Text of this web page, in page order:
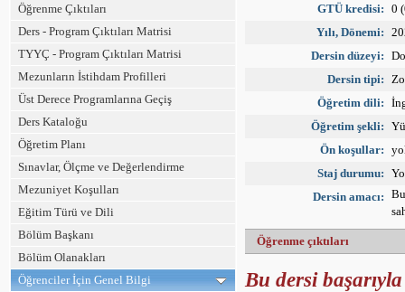
Öğrenme Çıktıları
Ders - Program Çıktıları Matrisi
TYYÇ - Program Çıktıları Matrisi
Mezunların İstihdam Profilleri
Üst Derece Programlarına Geçiş
Ders Kataloğu
Öğretim Planı
Sınavlar, Ölçme ve Değerlendirme
Mezuniyet Koşulları
Eğitim Türü ve Dili
Bölüm Başkanı
Bölüm Olanakları
Öğrenciler İçin Genel Bilgi
GTÜ kredisi: 0
Yılı, Dönemi:
Dersin düzeyi:
Dersin tipi:
Öğretim dili:
Öğretim şekli:
Ön koşullar:
Staj durumu:
Dersin amacı:
Öğrenme çıktıları
Bu dersi